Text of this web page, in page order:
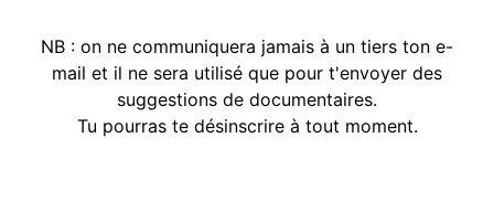
NB : on ne communiquera jamais à un tiers ton e-
mail et il ne sera utilisé que pour t'envoyer des
suggestions de documentaires.
Tu pourras te désinscrire à tout moment.